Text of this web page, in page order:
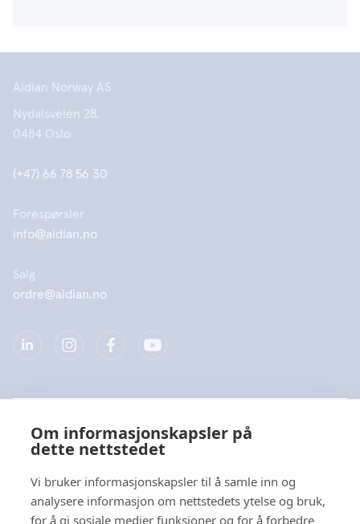
Om informasjonskapsler på
dette nettstedet
Vi bruker informasjonskapsler til å samle inn og
analysere informasjon om nettstedets ytelse og bruk,
for å gi sosiale medier funksjoner og for å forbedre
Aidian Norway AS
Nydalsveien 28,
0484 Oslo
(+47) 66 78 56 30
Forespørsler
info@aidian.no
Salg
ordre@aidian.no
Produkter
Hurtiglenke